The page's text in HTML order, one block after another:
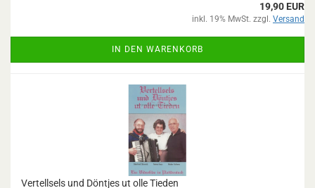
19,90 EUR
inkl. 19% MwSt. zzgl. Versand
IN DEN WARENKORB
Vertellsels und Döntjes ut olle Tieden